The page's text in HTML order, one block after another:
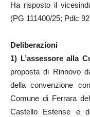
Ha risposto il
(PG 111400/25; Pdlc
Deliberazioni
1) L’assessore alla
proposta di Rinnovo
della convenzione
Comune di Ferrara
Castello Estense e